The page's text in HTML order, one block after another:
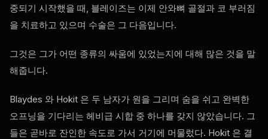
중되기 시작했을 때, 블레이즈는 이제 안와뼈 골절과 코 부러짐
을 치료하고 있으며 수술은 그 다음입니다.
그것은 그가 어떤 종류의 싸움에 있었는지에 대해 많은 것을 말
해줍니다.
Blaydes 와 Hokit 은 두 남자가 원을 그리며 숨을 쉬고 완벽한
오프닝을 기다리는 헤비급 시합 중 하나를 갖지 않았습니다. 그
들은 곧바로 잔인한 속도로 가서 거기에 머물렀다. Hokit 은 결